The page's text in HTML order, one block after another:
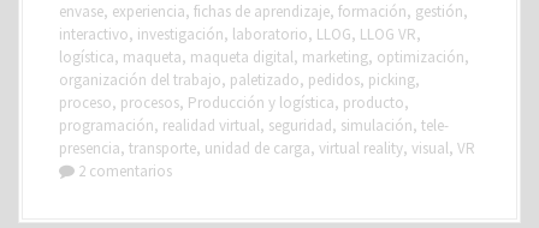
envase, experiencia, fichas de aprendizaje, formación, gestión,
interactivo, investigación, laboratorio, LLOG, LLOG VR,
logística, maqueta, maqueta digital, marketing, optimización,
organización del trabajo, paletizado, pedidos, picking,
proceso, procesos, Producción y logística, producto,
programación, realidad virtual, seguridad, simulación, tele-
presencia, transporte, unidad de carga, virtual reality, visual, VR
2 comentarios